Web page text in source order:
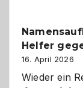
Helfer
16. April 2026
Wieder ein